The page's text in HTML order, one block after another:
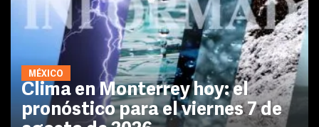
MÉXICO
Clima en Monterrey hoy: el
pronóstico para el viernes 7 de